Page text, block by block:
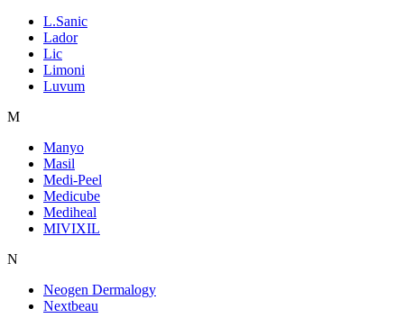
L.Sanic
Lador
Lic
Limoni
Luvum
M
Manyo
Masil
Medi-Peel
Medicube
Mediheal
MIVIXIL
N
Neogen Dermalogy
Nextbeau